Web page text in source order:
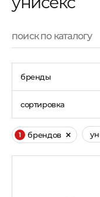
бренды
сортировка
1 брендов